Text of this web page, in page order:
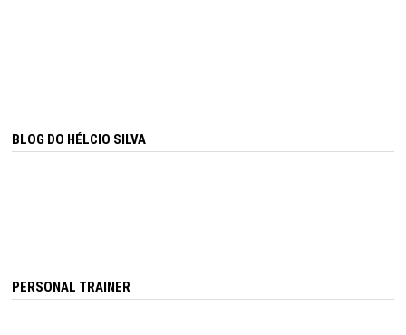
BLOG DO HÉLCIO SILVA
PERSONAL TRAINER